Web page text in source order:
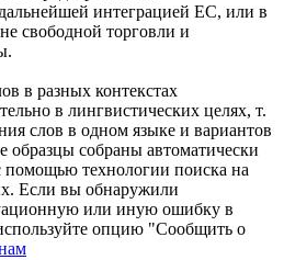
интеграцией ЕС, или в
свободной торговли и
в разных контекстах
в лингвистических целях, т.
слов в одном языке и вариантов
образцы собраны автоматически
помощью технологии поиска на
Если вы обнаружили
или иную ошибку в
опцию "Сообщить о